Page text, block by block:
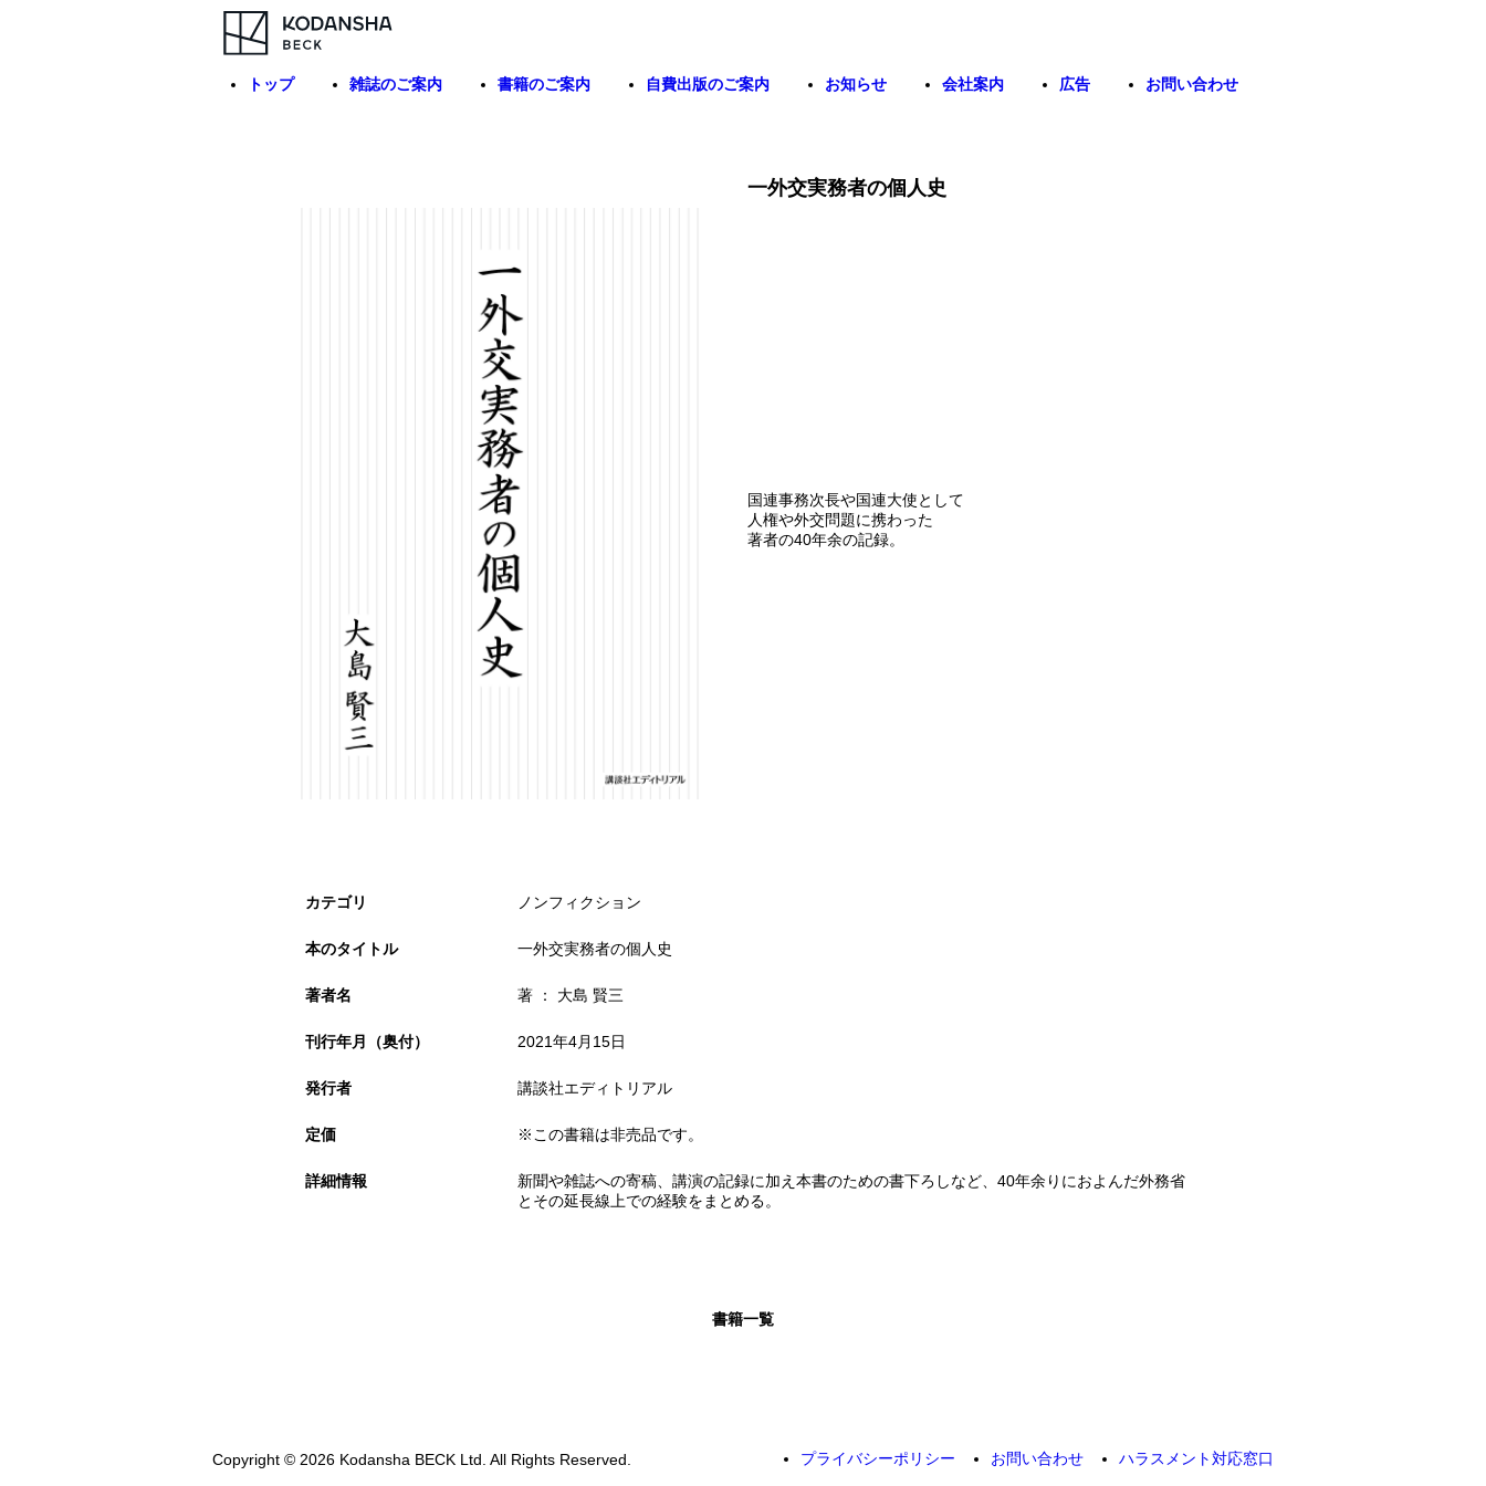
トップ 雑誌のご案内 書籍のご案内 自費出版のご案内 お知らせ 会社案内 広告 お問い合わせ
一外交実務者の個人史
国連事務次長や国連大使として
人権や外交問題に携わった
著者の40年余の記録。
カテゴリ ノンフィクション
本のタイトル 一外交実務者の個人史
著者名 著 ： 大島 賢三
刊行年月（奥付） 2021年4月15日
発行者 講談社エディトリアル
定価 ※この書籍は非売品です。
詳細情報
新聞や雑誌への寄稿、講演の記録に加え本書のための書下ろしなど、40年余りにおよんだ外務省
とその延長線上での経験をまとめる。
書籍一覧
お問い合わせ
プライバシーポリシー ハラスメント対応窓口
Copyright © 2026 Kodansha BECK Ltd. All Rights Reserved.